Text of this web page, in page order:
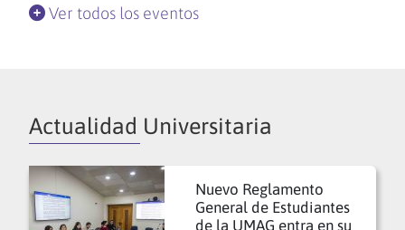
Ver todos los eventos
Actualidad Universitaria
Nuevo Reglamento
General de Estudiantes
de la UMAG entra en su